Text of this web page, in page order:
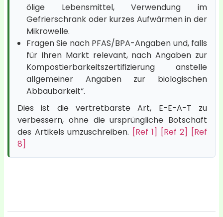
ölige Lebensmittel, Verwendung im
Gefrierschrank oder kurzes Aufwärmen in der
Mikrowelle.
Fragen Sie nach PFAS/BPA-Angaben und, falls
für Ihren Markt relevant, nach Angaben zur
Kompostierbarkeitszertifizierung anstelle
allgemeiner Angaben zur biologischen
Abbaubarkeit“.
Dies ist die vertretbarste Art, E-E-A-T zu
verbessern, ohne die ursprüngliche Botschaft
des Artikels umzuschreiben. [Ref 1] [Ref 2] [Ref
8]